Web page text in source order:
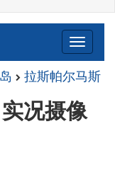
拉斯帕尔马斯
况摄像